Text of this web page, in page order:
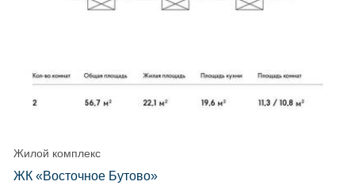
Жилой комплекс
ЖК «Восточное Бутово»